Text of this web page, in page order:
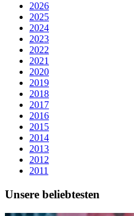
2026
2025
2024
2023
2022
2021
2020
2019
2018
2017
2016
2015
2014
2013
2012
2011
Unsere beliebtesten